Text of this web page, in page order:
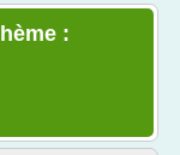
: